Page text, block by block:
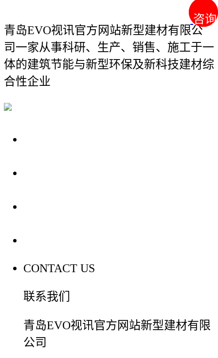
咨询
咨询
青岛EVO视讯官方网站新型建材有限公
司一家从事科研、生产、销售、施工于一
体的建筑节能与新型环保及新科技建材综
合性企业
CONTACT US
联系我们
青岛EVO视讯官方网站新型建材有限
公司